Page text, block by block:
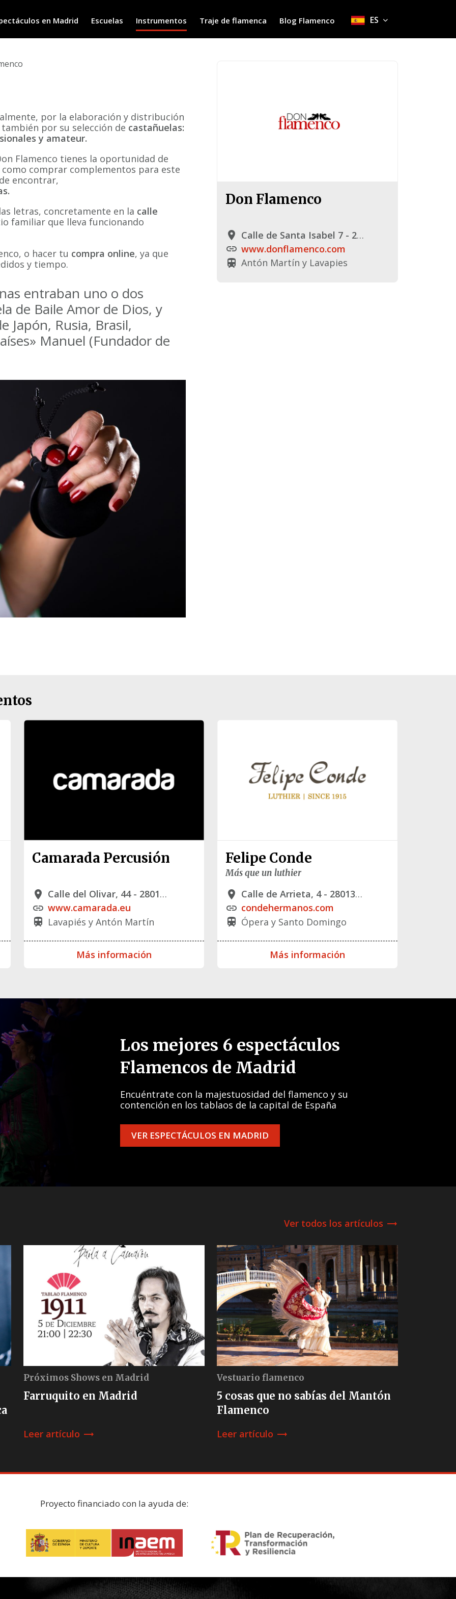
en Madrid Escuelas Instrumentos Traje de flamenca Blog Flamenco ES
por la elaboración y distribución
por su selección de castañuelas:
y amateur.
Flamenco tienes la oportunidad de
como comprar complementos para este
encontrar,
letras, concretamente en la calle
familiar que lleva funcionando
o hacer tu compra online, ya que
y tiempo.
entraban uno o dos
de Baile Amor de Dios, y
Japón, Rusia, Brasil,
Manuel (Fundador de
Don Flamenco
place
Calle de Santa Isabel 7 - 28012 Madrid
link www.donflamenco.com
train Antón Martín y Lavapies
Camarada Percusión
place
Calle del Olivar, 44 - 28012 Madrid
link www.camarada.eu
train Lavapiés y Antón Martín
Más información
Felipe Conde
Más que un luthier
place
Calle de Arrieta, 4 - 28013 Madrid
link condehermanos.com
train Ópera y Santo Domingo
Más información
Los mejores 6 espectáculos
Flamencos de Madrid
Encuéntrate con la majestuosidad del flamenco y su
contención en los tablaos de la capital de España
VER ESPECTÁCULOS EN MADRID
Próximos Shows en Madrid
Farruquito en Madrid
Leer artículo trending_flat
Vestuario flamenco
5 cosas que no sabías del Mantón
Flamenco
Leer artículo trending_flat
Ver todos los artículos trending_flat
Proyecto financiado con la ayuda de: